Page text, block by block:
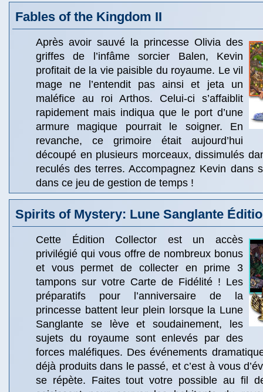
Fables of the Kingdom II
Après avoir sauvé la princesse Olivia des
griffes de l’infâme sorcier Balen, Kevin
profitait de la vie paisible du royaume. Le vil
mage ne l’entendit pas ainsi et jeta un
maléfice au roi Arthos. Celui-ci s’affaiblit
rapidement mais indiqua que le port d’une
armure magique pourrait le soigner. En
revanche, ce grimoire était aujourd’hui
découpé en plusieurs morceaux, dissimulés
reculés des terres. Accompagnez Kevin dans
dans ce jeu de gestion de temps !
Spirits of Mystery: Lune Sanglante
Cette Édition Collector est un accès
privilégié qui vous offre de nombreux bonus
et vous permet de collecter en prime 3
tampons sur votre Carte de Fidélité ! Les
préparatifs pour l’anniversaire de la
princesse battent leur plein lorsque la Lune
Sanglante se lève et soudainement, les
sujets du royaume sont enlevés par des
forces maléfiques. Des événements
déjà produits dans le passé, et c’est à vous
se répète. Faites tout votre possible au fil